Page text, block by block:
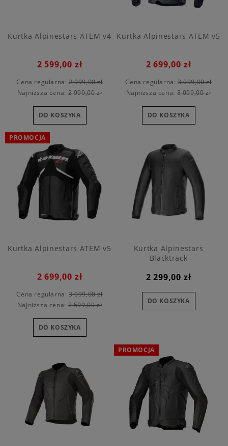
Kurtka Alpinestars ATEM v4
2 599,00 zł
Cena regularna: 2 999,00 zł
Najniższa cena:2 999,00 zł
DO KOSZYKA
Kurtka Alpinestars ATEM v5
2 699,00 zł
Cena regularna: 3 099,00 zł
Najniższa cena:3 099,00 zł
DO KOSZYKA
Kurtka Alpinestars ATEM v5
2 699,00 zł
Cena regularna: 3 099,00 zł
Najniższa cena:2 599,00 zł
DO KOSZYKA
PROMOCJA
Kurtka Alpinestars
Blacktrack
2 299,00 zł
DO KOSZYKA
PROMOCJA